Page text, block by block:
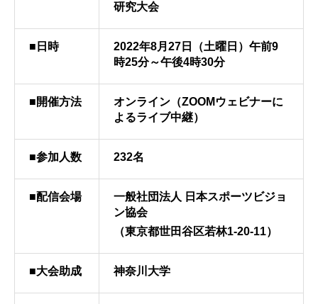
研究大会
■日時
2022年8月27日（土曜日）午前9
時25分～午後4時30分
■開催方法
オンライン（ZOOMウェビナーに
よるライブ中継）
■参加人数 232名
■配信会場
一般社団法人 日本スポーツビジョ
ン協会
（東京都世田谷区若林1-20-11）
■大会助成 神奈川大学